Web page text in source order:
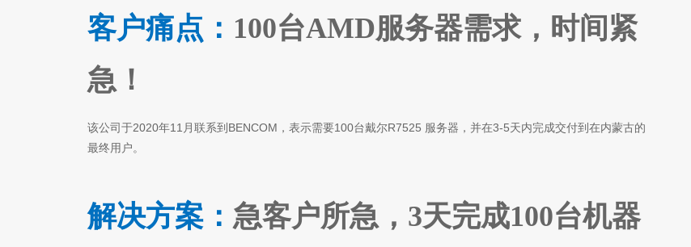
客户痛点： 100台AMD服务器需求，时间紧
急！
该公司于2020年11月联系到BENCOM，表示需要100台戴尔R7525 服务器，并在3-5天内完成交付到在内蒙古的
最终用户。
解决方案： 急客户所急，3天完成100台机器